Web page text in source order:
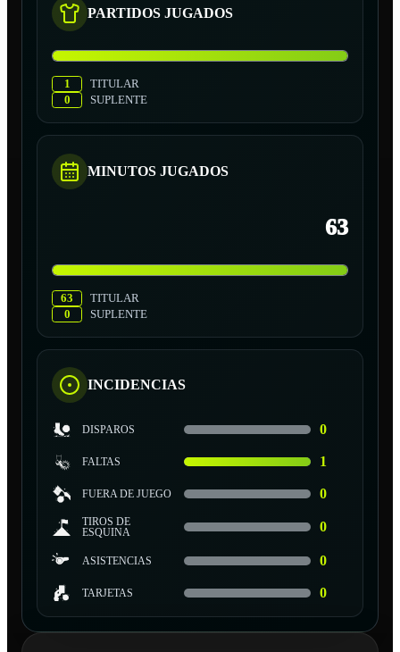
PARTIDOS JUGADOS
1
TITULAR
0
SUPLENTE
MINUTOS JUGADOS
63
63
TITULAR
0
SUPLENTE
INCIDENCIAS
DISPAROS 0
FALTAS 1
FUERA DE JUEGO 0
TIROS DE
ESQUINA
0
ASISTENCIAS 0
TARJETAS 0